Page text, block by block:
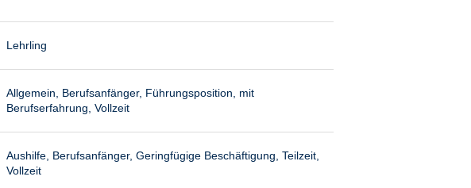
Lehrling
Allgemein, Berufsanfänger, Führungsposition, mit
Berufserfahrung, Vollzeit
Aushilfe, Berufsanfänger, Geringfügige Beschäftigung, Teilzeit,
Vollzeit